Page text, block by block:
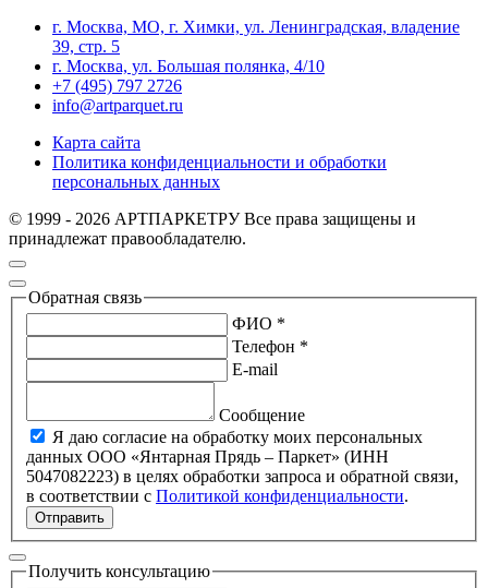
г. Москва, МО, г. Химки, ул. Ленинградская, владение
39, стр. 5
г. Москва, ул. Большая полянка, 4/10
+7 (495) 797 2726
info@artparquet.ru
Карта сайта
Политика конфиденциальности и обработки
персональных данных
© 1999 - 2026 АРТПАРКЕТРУ Все права защищены и
принадлежат правообладателю.
Обратная связь
ФИО *
Телефон *
E-mail
Сообщение
Я даю согласие на обработку моих персональных
данных ООО «Янтарная Прядь – Паркет» (ИНН
5047082223) в целях обработки запроса и обратной связи,
в соответствии с Политикой конфиденциальности.
Отправить
Получить консультацию